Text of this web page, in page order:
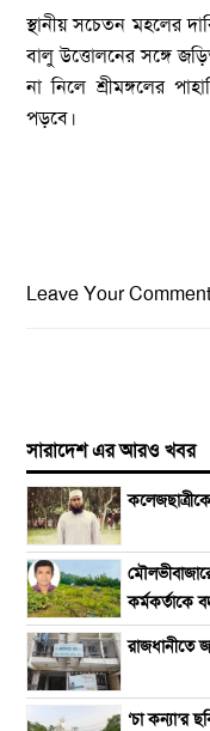
স্থানীয় সচেতন মহলের
বালু উত্তোলনের সঙ্গে
না নিলে শ্রীমঙ্গলের
পড়বে।
Leave Your
সারাদেশ এর আরও খবর
কর্মকর্তাকে
রাজধানীতে
‘চা কন্যা’র